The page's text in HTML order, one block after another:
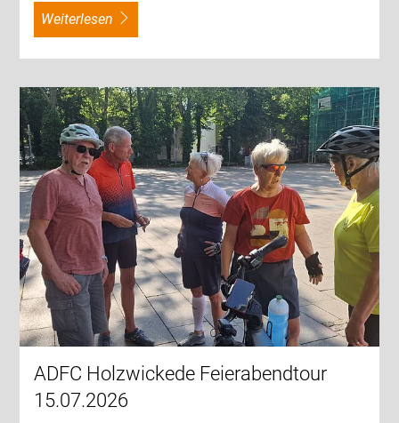
weiterlesen
ADFC Holzwickede Feierabendtour
15.07.2026